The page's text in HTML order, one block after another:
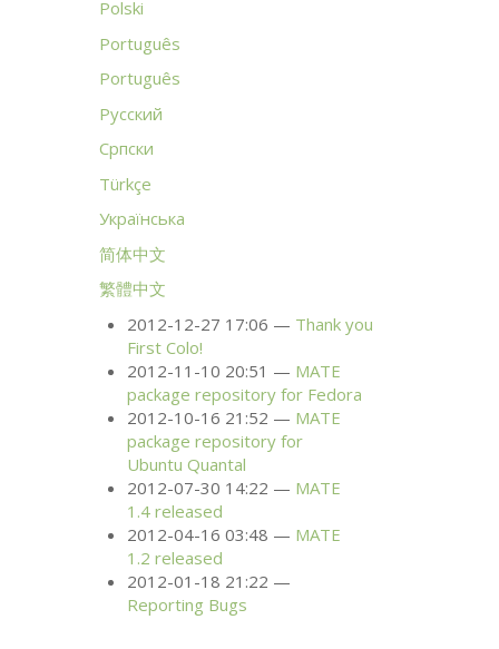
Polski
Português
Português
Русский
Српски
Türkçe
Українська
简体中文
繁體中文
2012-12-27 17:06
Thank you
First Colo!
2012-11-10 20:51
MATE
package repository for Fedora
2012-10-16 21:52
MATE
package repository for
Ubuntu Quantal
2012-07-30 14:22
MATE
1.4 released
2012-04-16 03:48
MATE
1.2 released
2012-01-18 21:22
Reporting Bugs